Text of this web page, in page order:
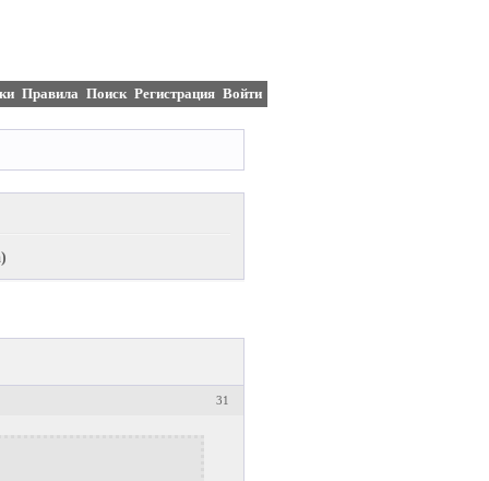
Правила Поиск Регистрация Войти
31